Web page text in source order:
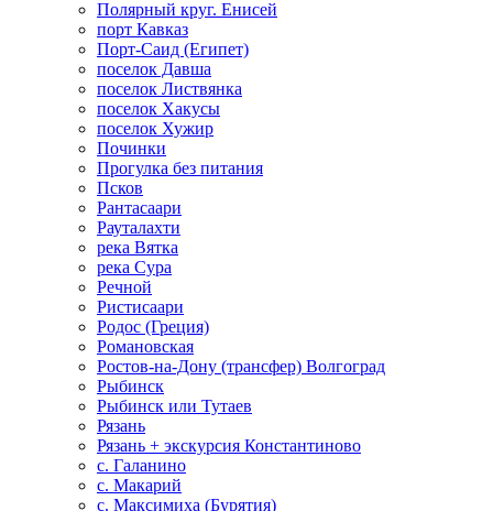
Полярный круг. Енисей
порт Кавказ
Порт-Саид (Египет)
поселок Давша
поселок Листвянка
поселок Хакусы
поселок Хужир
Починки
Прогулка без питания
Псков
Рантасаари
Рауталахти
река Вятка
река Сура
Речной
Ристисаари
Родос (Греция)
Романовская
Ростов-на-Дону (трансфер) Волгоград
Рыбинск
Рыбинск или Тутаев
Рязань
Рязань + экскурсия Константиново
с. Галанино
с. Макарий
с. Максимиха (Бурятия)